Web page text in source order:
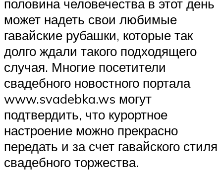
половина человечества в этот день
может надеть свои любимые
гавайские рубашки, которые так
долго ждали такого подходящего
случая. Многие посетители
свадебного новостного портала
www.svadebka.ws могут
подтвердить, что курортное
настроение можно прекрасно
передать и за счет гавайского стиля
свадебного торжества.